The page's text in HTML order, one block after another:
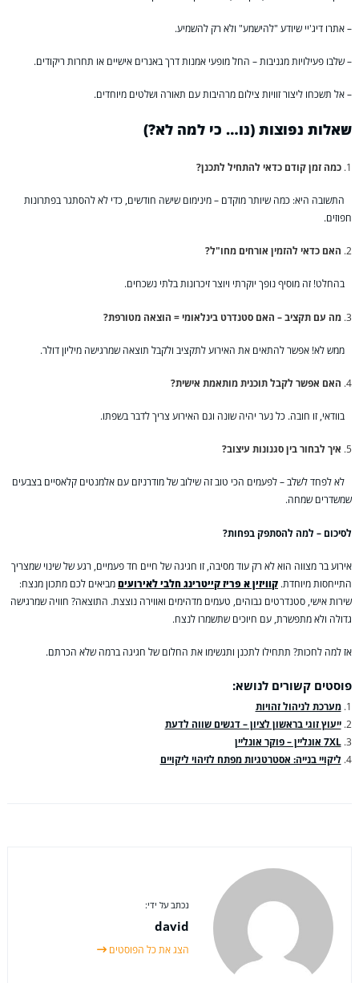
– אתרו דיג'יי שיודע "להישמע" ולא רק להשמיע.
– שלבו פעילויות מגניבות – החל מופעי אמנות דרך באנרים אישיים או תחרות ריקודים.
– אל תשכחו ליצור זוויות צילום מרהיבות עם תאורה ושלטים מיוחדים.
שאלות נפוצות (נו… כי למה לא?)
כמה זמן קודם כדאי להתחיל לתכנן?
התשובה היא: כמה שיותר מוקדם – מינימום שישה חודשים, כדי לא להסתגר בפתרונות
חפוזים.
האם כדאי להזמין אורחים מחו"ל?
בהחלט! זה מוסיף נופך יוקרתי ויוצר זיכרונות בלתי נשכחים.
מה עם תקציב – האם סטנדרט בינלאומי = הוצאה מטורפת?
ממש לא! אפשר להתאים את האירוע לתקציב ולקבל תוצאה שמרגישה מיליון דולר.
האם אפשר לקבל תוכנית מותאמת אישית?
בוודאי, זו חובה. כל נער יהיה שונה וגם האירוע צריך לדבר בשפתו.
איך לבחור בין סגנונות עיצוב?
לא לפחד לשלב – לפעמים הכי טוב זה שילוב של מודרניזם עם אלמנטים קלאסיים בצבעים
שמשדרים שמחה.
לסיכום – למה להסתפק בפחות?
אירוע בר מצווה הוא לא רק עוד מסיבה, זו חגיגה של חיים חד פעמיים, רגע של שינוי שמצריך
התייחסות מיוחדת. קוויזין א פריז קייטרינג חלבי לאירועיםמביאים לכם מתכון מנצח:
שירות אישי, סטנדרטים גבוהים, טעמים מדהימים ואווירה נוצצת. התוצאה? חוויה שמרגישה
גדולה ולא מתפשרת, עם חיוכים שתשמרו לנצח.
אז למה לחכות? תתחילו לתכנן ותגשימו את החלום של חגיגה ברמה שלא הכרתם.
פוסטים קשורים לנושא:
מערכת לניהול זהויות
ייעוץ זוגי בראשון לציון – דגשים שווה לדעת
7XL אונליין – פוקר אונליין
ליקויי בנייה: אסטרטגיות מפתח לזיהוי ליקויים
נכתב על ידי:
david
הצג את כל הפוסטים